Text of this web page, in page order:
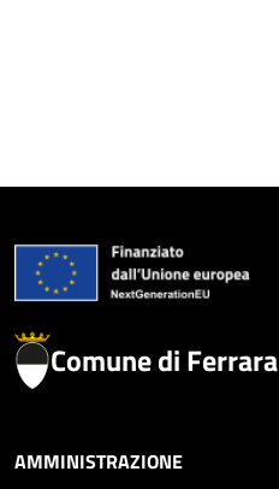
Comune di Ferrara
AMMINISTRAZIONE